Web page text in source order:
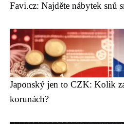
Favi.cz: Najděte nábytek snů
Japonský jen to CZK: Kolik
korunách?